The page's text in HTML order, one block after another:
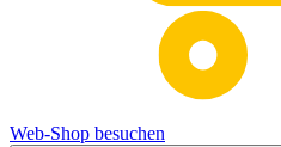
Web-Shop besuchen